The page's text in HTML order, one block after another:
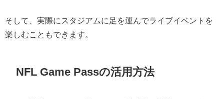
そして、実際にスタジアムに足を運んでライブイベントを
楽しむこともできます。
NFL Game Passの活用方法